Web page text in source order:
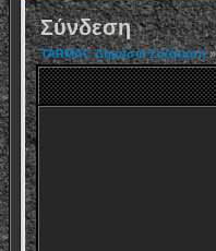
Σύνδεση
TARMAC Δημόσια Συζήτηση»